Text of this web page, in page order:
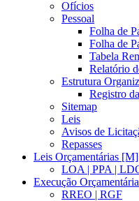
Ofícios
Pessoal
Folha de
Folha de
Tabela
Relatório
Estrutura
Registro
Sitemap
Leis
Avisos de
Repasses
Leis Orçamentárias [M]
LOA | PPA |
Execução
RREO | RGF